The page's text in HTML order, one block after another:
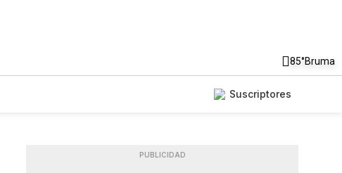
85°Bruma
Suscriptores
PUBLICIDAD